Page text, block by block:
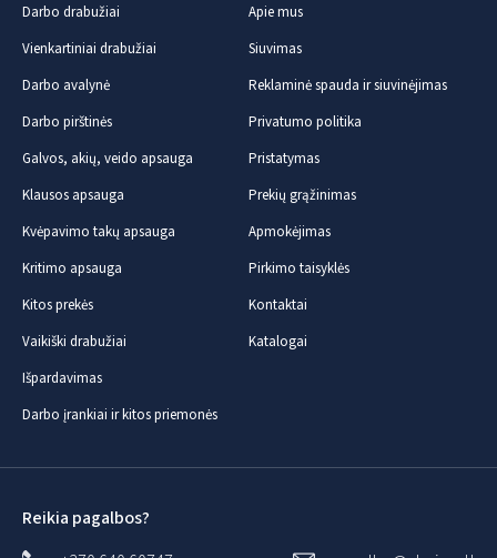
Darbo drabužiai
Vienkartiniai drabužiai
Darbo avalynė
Darbo pirštinės
Galvos, akių, veido apsauga
Klausos apsauga
Kvėpavimo takų apsauga
Kritimo apsauga
Kitos prekės
Vaikiški drabužiai
Išpardavimas
Darbo įrankiai ir kitos priemonės
Apie mus
Siuvimas
Reklaminė spauda ir siuvinėjimas
Privatumo politika
Pristatymas
Prekių grąžinimas
Apmokėjimas
Pirkimo taisyklės
Kontaktai
Katalogai
Reikia pagalbos?